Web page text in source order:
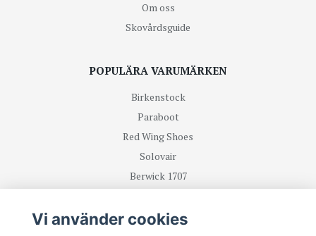
Om oss
Skovårdsguide
POPULÄRA VARUMÄRKEN
Birkenstock
Paraboot
Red Wing Shoes
Solovair
Berwick 1707
Vi använder cookies